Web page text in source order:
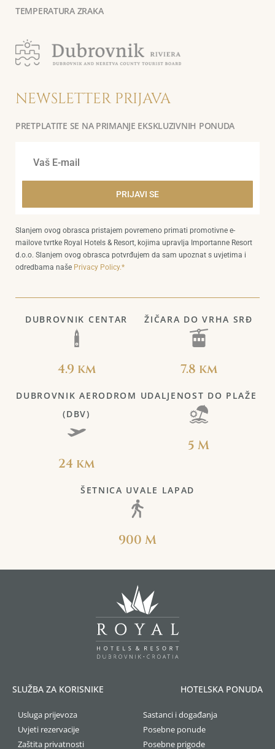
TEMPERATURA ZRAKA
NEWSLETTER PRIJAVA
PRETPLATITE SE NA PRIMANJE EKSKLUZIVNIH PONUDA
PRIJAVI SE
Slanjem ovog obrasca pristajem povremeno primati promotivne e-
mailove tvrtke Royal Hotels & Resort, kojima upravlja Importanne Resort
d.o.o. Slanjem ovog obrasca potvrđujem da sam upoznat s uvjetima i
odredbama naše Privacy Policy.*
DUBROVNIK CENTAR
4.9 km
ŽIČARA DO VRHA SRĐ
7.8 km
DUBROVNIK AERODROM
(DBV)
24 km
UDALJENOST DO PLAŽE
5 M
ŠETNICA UVALE LAPAD
900 M
SLUŽBA ZA KORISNIKE
Usluga prijevoza
Uvjeti rezervacije
Zaštita privatnosti
HOTELSKA PONUDA
Sastanci i događanja
Posebne ponude
Posebne prigode